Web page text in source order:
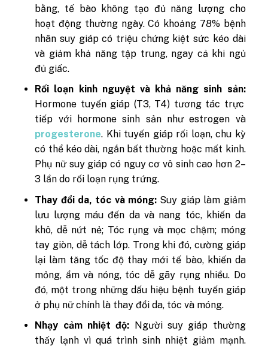
bằng, tế bào không tạo đủ năng lượng cho
hoạt động thường ngày. Có khoảng 78% bệnh
nhân suy giáp có triệu chứng kiệt sức kéo dài
và giảm khả năng tập trung, ngay cả khi ngủ
đủ giấc.
Rối loạn kinh nguyệt và khả năng sinh sản:
Hormone tuyến giáp (T3, T4) tương tác trực
tiếp với hormone sinh sản như estrogen và
progesterone. Khi tuyến giáp rối loạn, chu kỳ
có thể kéo dài, ngắn bất thường hoặc mất kinh.
Phụ nữ suy giáp có nguy cơ vô sinh cao hơn 2–
3 lần do rối loạn rụng trứng.
Thay đổi da, tóc và móng: Suy giáp làm giảm
lưu lượng máu đến da và nang tóc, khiến da
khô, dễ nứt nẻ; Tóc rụng và mọc chậm; móng
tay giòn, dễ tách lớp. Trong khi đó, cường giáp
lại làm tăng tốc độ thay mới tế bào, khiến da
mỏng, ẩm và nóng, tóc dễ gãy rụng nhiều. Do
đó, một trong những dấu hiệu bệnh tuyến giáp
ở phụ nữ chính là thay đổi da, tóc và móng.
Nhạy cảm nhiệt độ: Người suy giáp thường
thấy lạnh vì quá trình sinh nhiệt giảm mạnh.